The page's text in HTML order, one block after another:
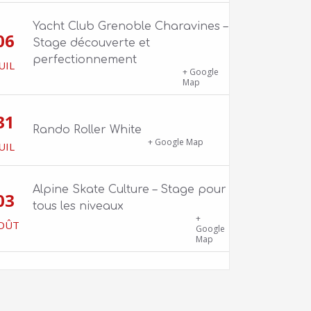
Yacht Club Grenoble Charavines –
Stage découverte et
perfectionnement
+ Google
Map
Rando Roller White
+ Google Map
Alpine Skate Culture – Stage pour
tous les niveaux
+
Google
Map